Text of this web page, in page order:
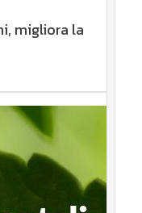
migliora la